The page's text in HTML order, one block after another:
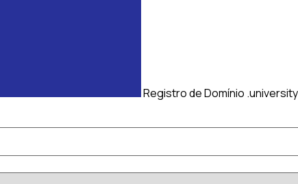
Registro de Domínio .university